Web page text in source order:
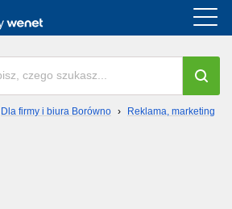
Dla firmy i biura Borówno ›
Reklama, marketing